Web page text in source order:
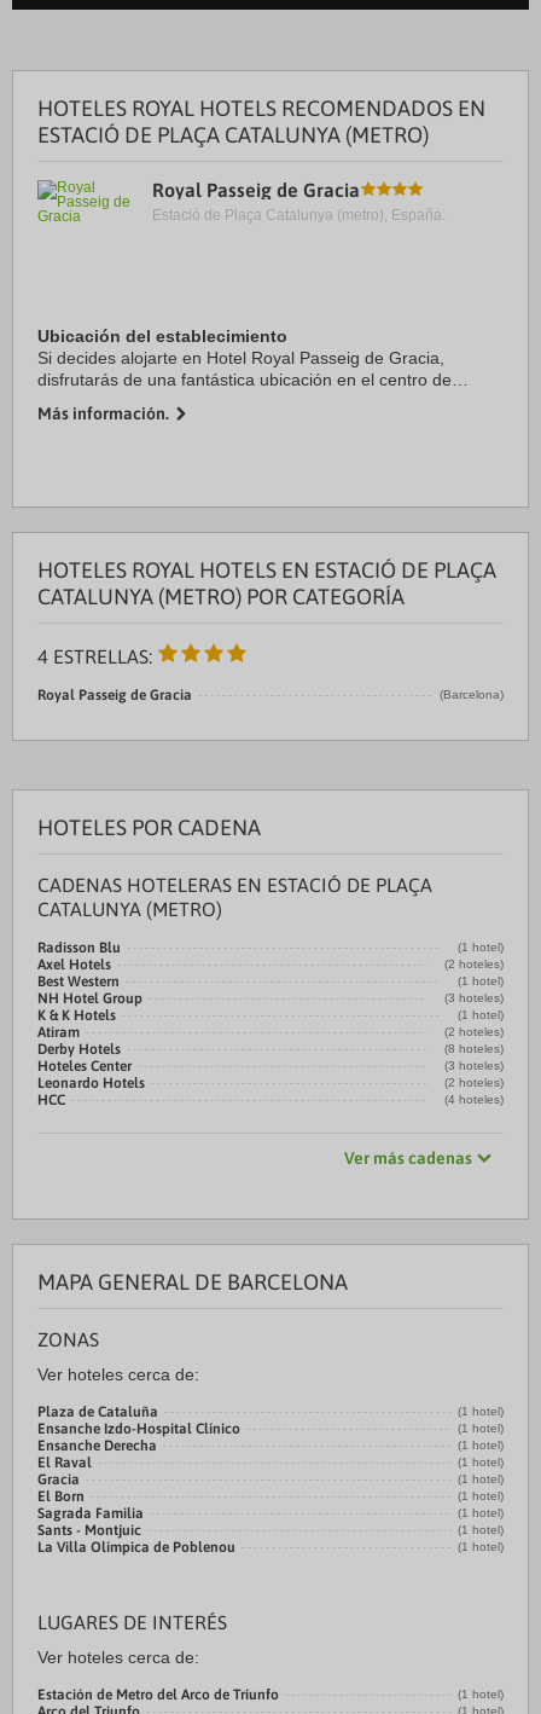
HOTELES ROYAL HOTELS RECOMENDADOS EN
ESTACIÓ DE PLAÇA CATALUNYA (METRO)
Royal Passeig de Gracia
Estació de Plaça Catalunya (metro), España.
Ubicación del establecimiento
Si decides alojarte en Hotel Royal Passeig de Gracia,
disfrutarás de una fantástica ubicación en el centro de
de Plaza de Catalunya. Además, este ...
Más información.
HOTELES ROYAL HOTELS EN ESTACIÓ DE PLAÇA
CATALUNYA (METRO) POR CATEGORÍA
4 ESTRELLAS:
Royal Passeig de Gracia (Barcelona)
HOTELES POR CADENA
CADENAS HOTELERAS EN ESTACIÓ DE PLAÇA
CATALUNYA (METRO)
Radisson Blu (1 hotel)
Axel Hotels (2 hoteles)
Best Western (1 hotel)
NH Hotel Group (3 hoteles)
K & K Hotels (1 hotel)
Atiram (2 hoteles)
Derby Hotels (8 hoteles)
Hoteles Center (3 hoteles)
Leonardo Hotels (2 hoteles)
HCC (4 hoteles)
Ver más cadenas
MAPA GENERAL DE BARCELONA
ZONAS
Ver hoteles cerca de:
Plaza de Cataluña (1 hotel)
Ensanche Izdo-Hospital Clínico (1 hotel)
Ensanche Derecha (1 hotel)
El Raval (1 hotel)
Gracia (1 hotel)
El Born (1 hotel)
Sagrada Familia (1 hotel)
Sants - Montjuic (1 hotel)
La Villa Olímpica de Poblenou (1 hotel)
LUGARES DE INTERÉS
Ver hoteles cerca de:
Estación de Metro del Arco de Triunfo (1 hotel)
(1 hotel)